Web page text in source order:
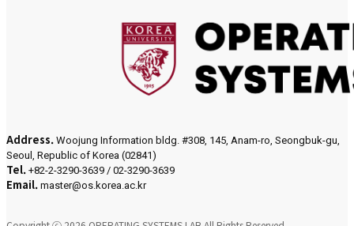
Address. Woojung Information bldg. #308, 145, Anam-ro, Seongbuk-gu,
Seoul, Republic of Korea (02841)
Tel. +82-2-3290-3639 / 02-3290-3639
Email. master@os.korea.ac.kr